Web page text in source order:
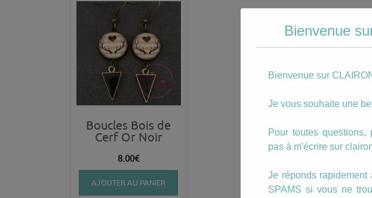
Boucles Bois de
Cerf Or Noir
8.00€
AJOUTER AU PANIER
Bienvenue
Bienvenue sur
Je vous souhaite une
Pour toutes questions,
pas à m'écrire sur
Je réponds
SPAMS si vous ne